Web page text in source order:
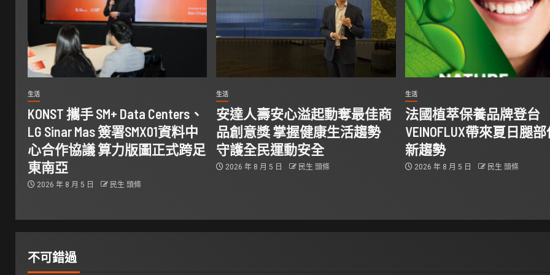
生活
KONST 攜手 SM+ Data Centers、
LG Sinar Mas 簽署SMX01資料中
心合作協議 算力版圖正式跨足
東南亞
2026 年 8 月 5 日 民生 頭條
生活
安達人壽安心溢起動奪最佳商
品創意獎 掌握健康生活趨勢
守護全民運動安全
2026 年 8 月 5 日 民生 頭條
生活
法國植萃保養品牌登台
VEINOFLUX帶來夏日腿
新趨勢
2026 年 8 月 5 日 民生 頭條
不可錯過